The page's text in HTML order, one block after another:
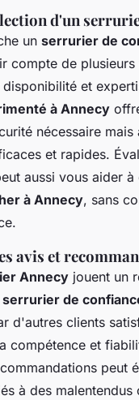
d'un
un serrurier de
compte de plusieurs
et
à Annecy
nécessaire mais
et rapides.
aussi vous aider à
à Annecy, sans
avis et
Annecy jouent un
serrurier de
d'autres clients
compétence et
peut
à des malentendus